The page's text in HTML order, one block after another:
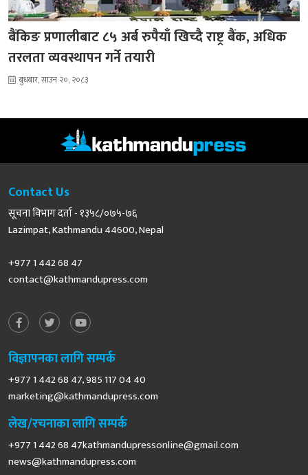
बैंकिङ प्रणालीबाट ८५ अर्ब रुपैयाँ खिच्दै राष्ट्र बैंक, अधिक
तरलता व्यवस्थापन गर्ने तयारी
बुधबार, साउन २०, २०८३
Contact Us
सूचना विभाग दर्ता - १३५८/०७५-७६
Lazimpat, Kathmandu 44600, Nepal
+977 1 442 68 47
contact@kathmandupress.com
विज्ञापनका लागि सम्पर्क
+977 1 442 68 47, 985 117 04 40
marketing@kathmandupress.com
लेख/रचनाका लागि सम्पर्क
+977 1 442 68 47kathmandupressonline@gmail.com
news@kathmandupress.com